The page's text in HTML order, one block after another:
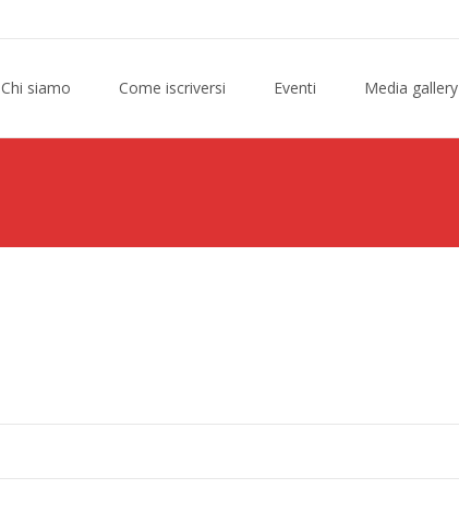
Chi siamo Come iscriversi Eventi Media gallery